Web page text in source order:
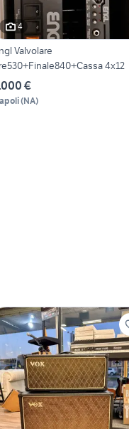
4
Valvolare
4x12
€
(NA)